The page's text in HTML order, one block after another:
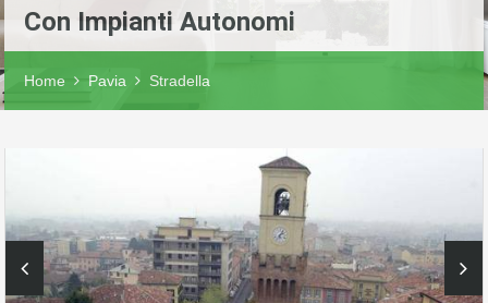
Con Impianti Autonomi
Home Pavia Stradella